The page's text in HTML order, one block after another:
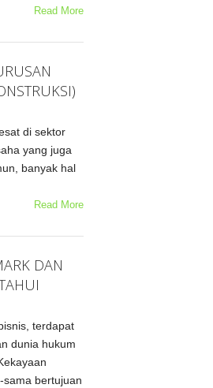
Read More
di sektor
yang juga
banyak hal
Read More
DAN
terdapat
dunia hukum
sama bertujuan